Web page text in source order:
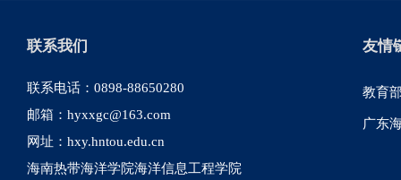
联系我们
联系电话：0898-88650280
邮箱：hyxxgc@163.com
网址：hxy.hntou.edu.cn
海南热带海洋学院海洋信息工程学院
友情
教育
广东